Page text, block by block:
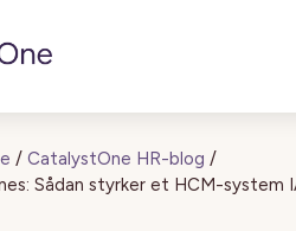
Toggle navigation
/ CatalystOne HR-blog /
Sådan styrker et HCM-system